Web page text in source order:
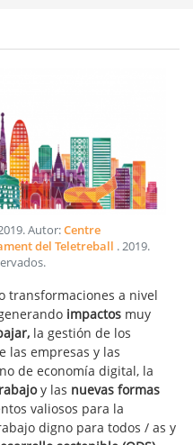
. Autor:Centre
del Teletreball .2019.
.
transformaciones a nivel
impactos muy
la gestión de los
las empresas y las
de economía digital, la
y las nuevas formas
valiosos para la
digno para todos / as y